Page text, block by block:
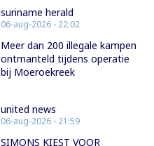
suriname herald
06-aug-2026 - 22:02
Meer dan 200 illegale kampen
ontmanteld tijdens operatie
bij Moeroekreek
united news
06-aug-2026 - 21:59
SIMONS KIEST VOOR